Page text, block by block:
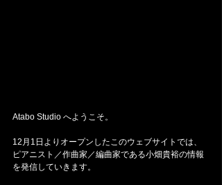
Atabo Studio へようこそ。
12月1日よりオープンしたこのウェブサイトでは、
ピアニスト／作曲家／編曲家である小畑貴裕の情報
を発信していきます。